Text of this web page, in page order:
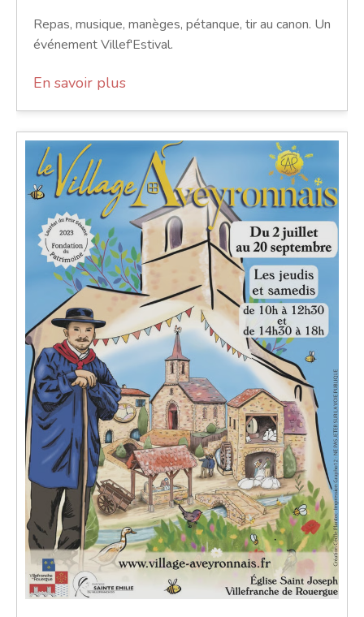
Repas, musique, manèges, pétanque, tir au canon. Un
événement Villef'Estival.
En savoir plus